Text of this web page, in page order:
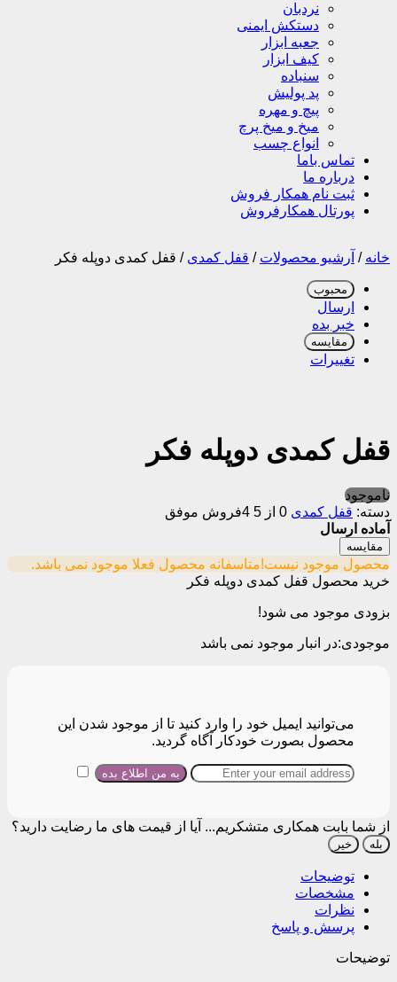
نردبان
دستکش ایمنی
جعبه ابزار
کیف ابزار
سنباده
پد پولیش
پیچ و مهره
میخ و میخ پرچ
انواع چسب
تماس باما
درباره ما
ثبت نام همکار فروش
پورتال همکارفروش
خانه / آرشیو محصولات / قفل کمدی / قفل کمدی دوپله فکر
محبوب
ارسال
خبر بده
مقایسه
تغییرات
قفل کمدی دوپله فکر
ناموجود
دسته: قفل کمدی 0 از 5
4فروش موفق
آماده ارسال
مقایسه
محصول موجود نیست!متاسفانه محصول فعلا موجود نمی باشد.
خرید محصول قفل کمدی دوپله فکر
بزودی موجود می شود!
موجودی:در انبار موجود نمی باشد
می‌توانید ایمیل خود را وارد کنید تا از موجود شدن این
محصول بصورت خودکار آگاه گردید.
از شما بابت همکاری متشکریم... آیا از قیمت های ما رضایت دارید؟
بله خیر
توضیحات
مشخصات
نظرات
پرسش و پاسخ
توضیحات